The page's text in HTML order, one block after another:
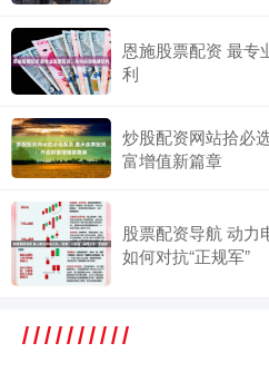
恩施股票配资 最专
利
炒股配资网站拾必
富增值新篇章
股票配资导航 动力
如何对抗“正规军”